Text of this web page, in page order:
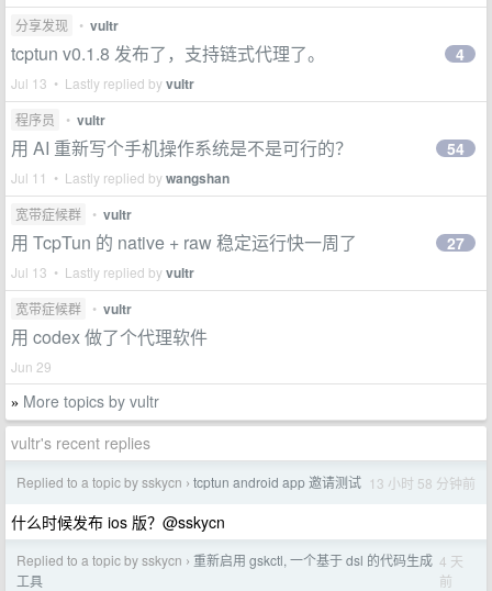
分享发现 • vultr
tcptun v0.1.8 发布了，支持链式代理了。
Jul 13 • Lastly replied byvultr
4
程序员 • vultr
用 AI 重新写个手机操作系统是不是可行的？
Jul 11 • Lastly replied bywangshan
54
宽带症候群 • vultr
用 TcpTun 的 native + raw 稳定运行快一周了
Jul 13 • Lastly replied byvultr
27
宽带症候群 • vultr
用 codex 做了个代理软件
Jun 29
» More topics by vultr
vultr's recent replies
Replied to a topic by sskycn › tcptun android app 邀请测试 13 小时 58 分钟前
什么时候发布 ios 版？@sskycn
Replied to a topic by sskycn › 重新启用 gskctl, 一个基于 dsl 的代码生成
工具
4 天
前